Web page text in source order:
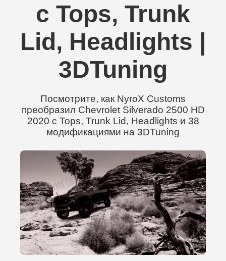
с Tops, Trunk
Lid, Headlights |
3DTuning
Посмотрите, как NyroX Customs
преобразил Chevrolet Silverado 2500 HD
2020 с Tops, Trunk Lid, Headlights и 38
модификациями на 3DTuning